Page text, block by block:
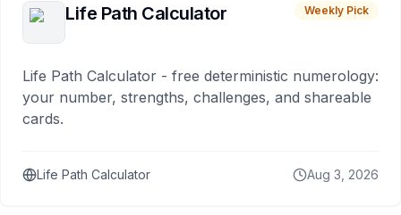
Life Path Calculator Weekly Pick
Life Path Calculator - free deterministic numerology:
your number, strengths, challenges, and shareable
cards.
Life Path Calculator Aug 3, 2026